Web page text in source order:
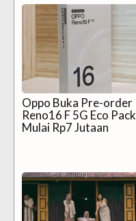
Oppo Buka Pre-order
Reno16 F 5G Eco Pack
Mulai Rp7 Jutaan